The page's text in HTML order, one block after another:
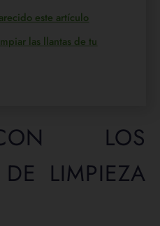
este artículo
las llantas de tu
LOS
LIMPIEZA